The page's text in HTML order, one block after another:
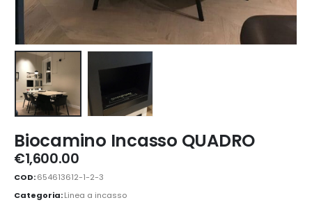
Biocamino Incasso QUADRO
€1,600.00
COD:654613612-1-2-3
Categoria:Linea a incasso